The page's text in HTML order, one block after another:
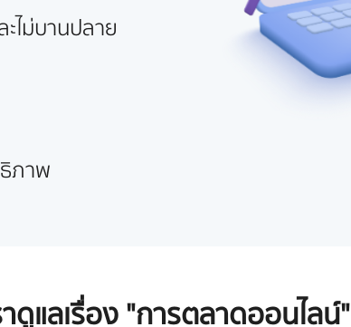
ไม่บานปลาย
ภาพ
าดูแลเรื่อง "การตลาดออนไลน์"